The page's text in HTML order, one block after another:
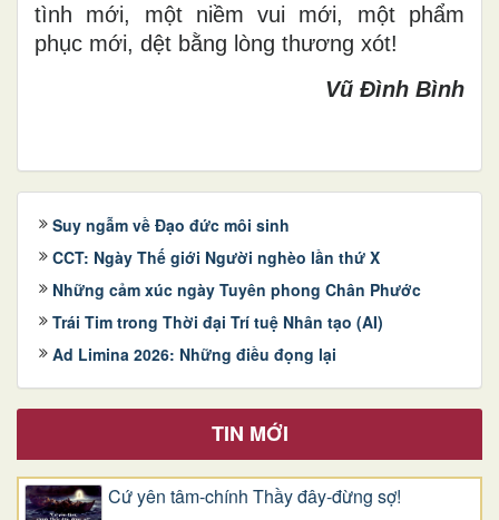
tình mới, một niềm vui mới, một phẩm
phục mới, dệt bằng lòng thương xót!
Vũ Đình Bình
Suy ngẫm về Đạo đức môi sinh
CCT: Ngày Thế giới Người nghèo lần thứ X
Những cảm xúc ngày Tuyên phong Chân Phước
Trái Tim trong Thời đại Trí tuệ Nhân tạo (AI)
Ad Limina 2026: Những điều đọng lại
TIN MỚI
Cứ yên tâm-chính Thầy đây-đừng sợ!